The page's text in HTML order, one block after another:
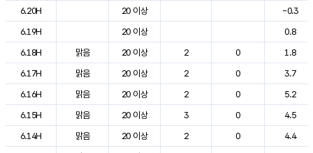
6.20H
20 이상
-0.3
6.19H
20 이상
0.8
6.18H
맑음 20 이상 2 0
1.8
6.17H
맑음 20 이상 2 0
3.7
6.16H
맑음 20 이상 2 0
5.2
6.15H
맑음 20 이상 3 0
4.5
6.14H
맑음 20 이상 2 0
4.4